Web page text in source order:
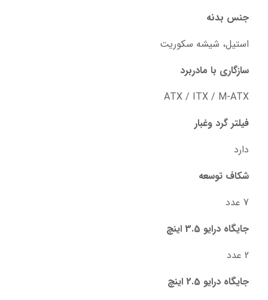
جنس بدنه
استیل، شیشه سکوریت
سازگاری با مادربرد
ATX / ITX / M-ATX
فیلتر گرد وغبار
دارد
شکاف توسعه
7 عدد
جایگاه درایو 3.5 اینچ
2 عدد
جایگاه درایو 2.5 اینچ